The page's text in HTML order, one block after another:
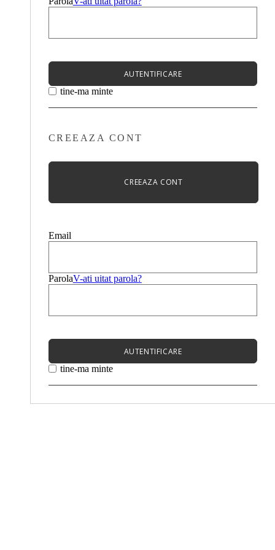
AUTENTIFICARE
tine-ma minte
CREEAZA CONT
CREEAZA CONT
Email
ParolaV-ati uitat parola?
AUTENTIFICARE
tine-ma minte